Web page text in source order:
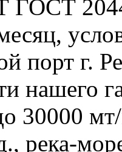
ГОСТ
порт г.
нашего
30000
река-